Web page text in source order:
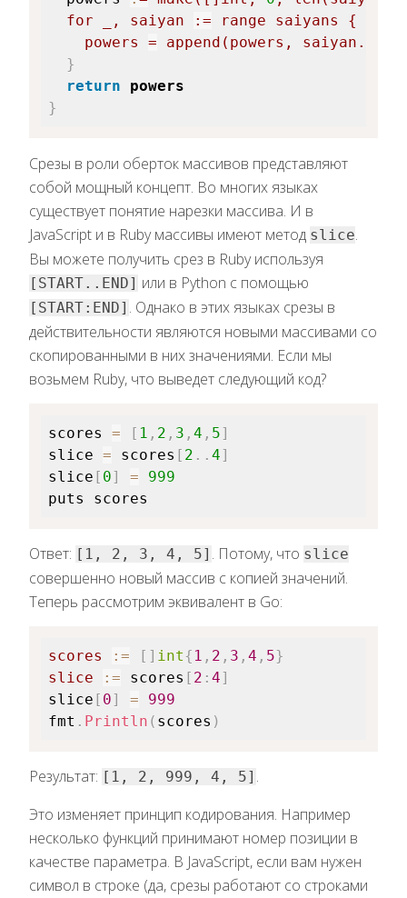
for
, saiyan := range saiyans {
    powers
= append ( powers , saiyan .
}
return
powers
}
Срезы в роли оберток массивов представляют
собой мощный концепт. Во многих языках
существует понятие нарезки массива. И в
JavaScript и в Ruby массивы имеют метод slice.
Вы можете получить срез в Ruby используя
[START..END] или в Python с помощью
[START:END] . Однако в этих языках срезы в
действительности являются новыми массивами со
скопированными в них значениями. Если мы
возьмем Ruby, что выведет следующий код?
scores = [ 1 , 2 , 3 , 4 , 5]
slice = scores [ 2 . . 4]
slice [ 0] =
999
Ответ: [1, 2, 3, 4, 5] . Потому, что slice
совершенно новый массив с копией значений.
Теперь рассмотрим эквивалент в Go:
scores := [ ] int{ 1 , 2 , 3 , 4 , 5}
slice
:= scores [ 2 : 4]
slice [ 0] =
999
fmt . Println ( scores )
Результат: [1, 2, 999, 4, 5] .
Это изменяет принцип кодирования. Например
несколько функций принимают номер позиции в
качестве параметра. В JavaScript, если вам нужен
символ в строке (да, срезы работают со строками